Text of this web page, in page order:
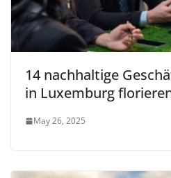
14 nachhaltige
in Luxemburg
May 26, 2025